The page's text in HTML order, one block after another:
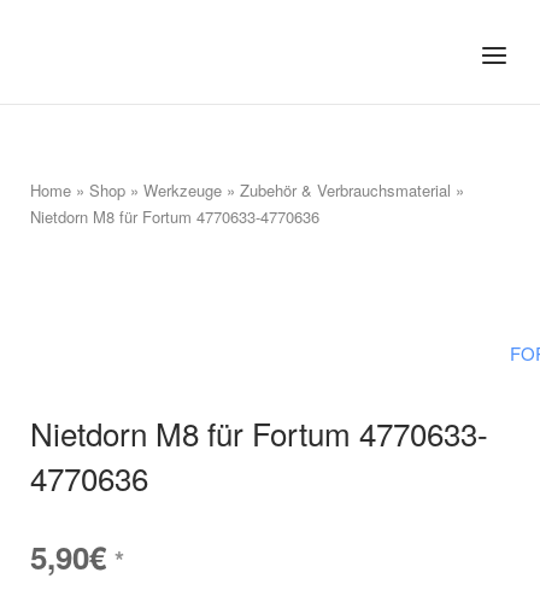
Menu
Home » Shop » Werkzeuge » Zubehör & Verbrauchsmaterial »
Nietdorn M8 für Fortum 4770633-4770636
Nietdorn M8 für Fortum 4770633-
4770636
5,90€ *